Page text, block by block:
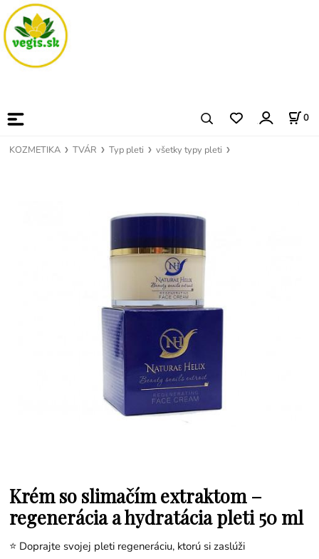
0
KOZMETIKA TVÁR Typ pleti všetky typy pleti
Krém so slimačím extraktom –
regenerácia a hydratácia pleti 50 ml
⭐ Doprajte svojej pleti regeneráciu, ktorú si zaslúži